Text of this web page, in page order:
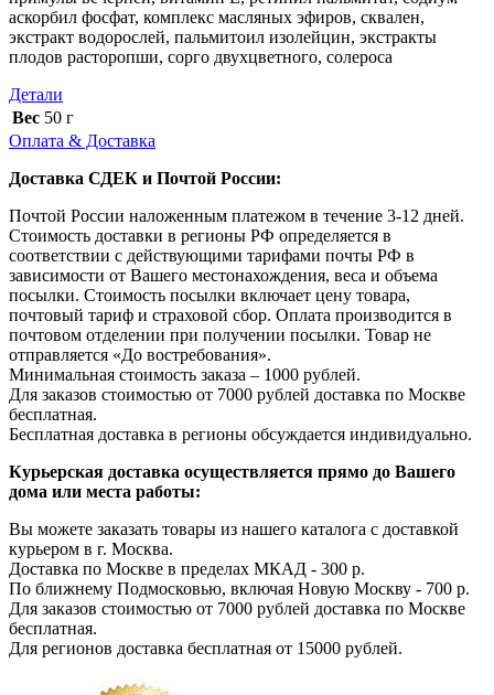
аскорбил фосфат, комплекс масляных эфиров, сквален,
экстракт водорослей, пальмитоил изолейцин, экстракты
плодов расторопши, сорго двухцветного, солероса
Детали
Вес 50 г
Оплата & Доставка
Доставка СДЕК и Почтой России:
Почтой России наложенным платежом в течение 3-12 дней.
Стоимость доставки в регионы РФ определяется в
соответствии с действующими тарифами почты РФ в
зависимости от Вашего местонахождения, веса и объема
посылки. Стоимость посылки включает цену товара,
почтовый тариф и страховой сбор. Оплата производится в
почтовом отделении при получении посылки. Товар не
отправляется «До востребования».
Минимальная стоимость заказа – 1000 рублей.
Для заказов стоимостью от 7000 рублей доставка по Москве
бесплатная.
Бесплатная доставка в регионы обсуждается индивидуально.
Курьерская доставка осуществляется прямо до Вашего
дома или места работы:
Вы можете заказать товары из нашего каталога с доставкой
курьером в г. Москва.
Доставка по Москве в пределах МКАД - 300 р.
По ближнему Подмосковью, включая Новую Москву - 700 р.
Для заказов стоимостью от 7000 рублей доставка по Москве
бесплатная.
Для регионов доставка бесплатная от 15000 рублей.